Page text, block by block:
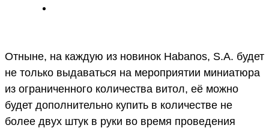
Отныне, на каждую из новинок Habanos, S.A. будет
не только выдаваться на мероприятии миниатюра
из ограниченного количества витол, её можно
будет дополнительно купить в количестве не
более двух штук в руки во время проведения